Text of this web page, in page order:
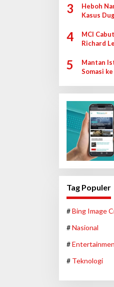
3
Heboh
Kasus
4
MCI
Richard
5
Mantan
Somasi
Tag Populer
#Bing Image
#Nasional
#
# Teknologi